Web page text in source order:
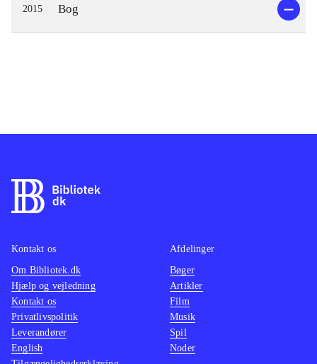
2015 Bog
Kontakt os
Om Bibliotek.dk
Hjælp og vejledning
Kontakt os
Privatlivspolitik
Leverandører
English
Afdelinger
Bøger
Artikler
Film
Musik
Spil
Noder